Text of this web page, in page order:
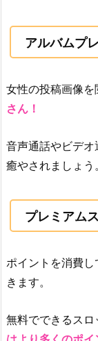
アルバムプ
女性の投稿画像を
さん！
音声通話やビデ
癒やされましょう。
プレミアム
ポイントを消費
きます。
無料でできるスロ